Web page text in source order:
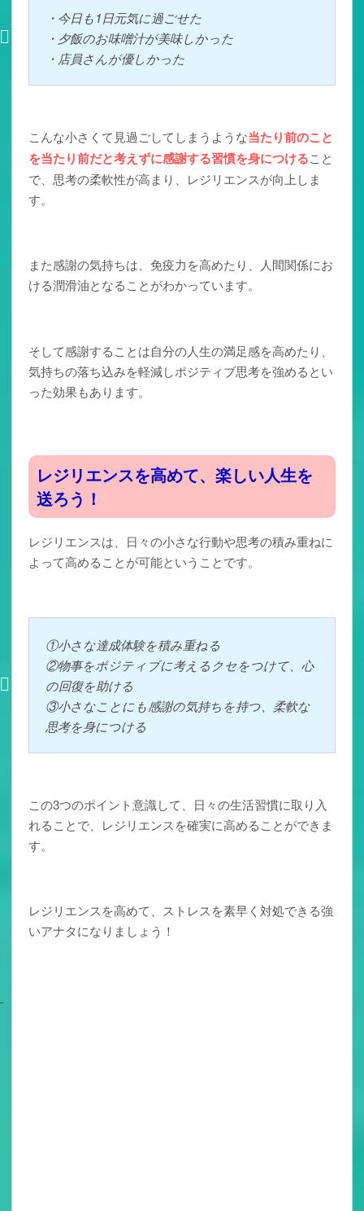
・今日も1日元気に過ごせた
・夕飯のお味噌汁が美味しかった
・店員さんが優しかった
こんな小さくて見過ごしてしまうような当たり前のこと
を当たり前だと考えずに感謝する習慣を身につけること
で、思考の柔軟性が高まり、レジリエンスが向上しま
す。
また感謝の気持ちは、免疫力を高めたり、人間関係にお
ける潤滑油となることがわかっています。
そして感謝することは自分の人生の満足感を高めたり、
気持ちの落ち込みを軽減しポジティブ思考を強めるとい
った効果もあります。
レジリエンスを高めて、楽しい人生を
送ろう！
レジリエンスは、日々の小さな行動や思考の積み重ねに
よって高めることが可能ということです。
①小さな達成体験を積み重ねる
②物事をポジティブに考えるクセをつけて、心
の回復を助ける
③小さなことにも感謝の気持ちを持つ、柔軟な
思考を身につける
この3つのポイント意識して、日々の生活習慣に取り入
れることで、レジリエンスを確実に高めることができま
す。
レジリエンスを高めて、ストレスを素早く対処できる強
いアナタになりましょう！